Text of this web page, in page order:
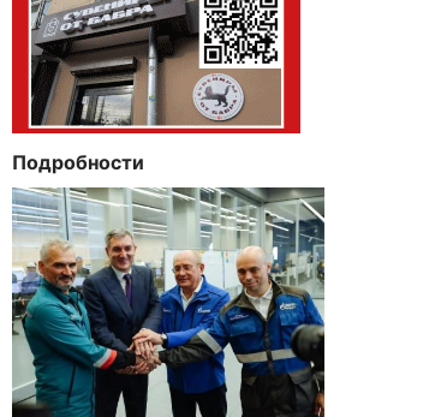
Подробности